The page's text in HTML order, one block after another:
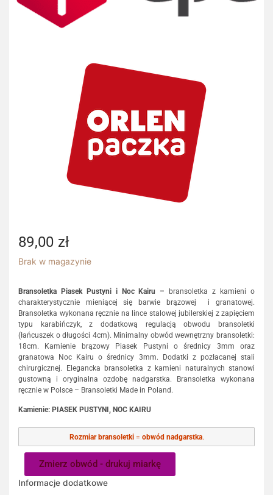
89,00 zł
Brak w magazynie
Bransoletka Piasek Pustyni i Noc Kairu – bransoletka z kamieni o
charakterystycznie mieniącej się barwie brązowej i granatowej.
Bransoletka wykonana ręcznie na lince stalowej jubilerskiej z zapięciem
typu karabińczyk, z dodatkową regulacją obwodu bransoletki
(łańcuszek o długości 4cm). Minimalny obwód wewnętrzny bransoletki:
18cm. Kamienie brązowy Piasek Pustyni o średnicy 3mm oraz
granatowa Noc Kairu o średnicy 3mm. Dodatki z pozłacanej stali
chirurgicznej. Elegancka bransoletka z kamieni naturalnych stanowi
gustowną i oryginalna ozdobę nadgarstka. Bransoletka wykonana
ręcznie w Polsce – Bransoletki Made in Poland.
Kamienie: PIASEK PUSTYNI, NOC KAIRU
Rozmiar bransoletki= obwód nadgarstka.
Zmierz obwód - drukuj miarkę
Informacje dodatkowe